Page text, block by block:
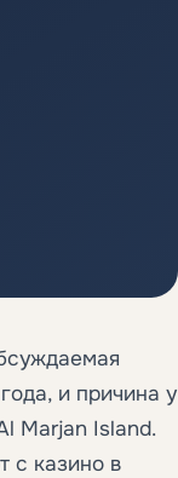
и причина у
Marjan Island.
с казино в